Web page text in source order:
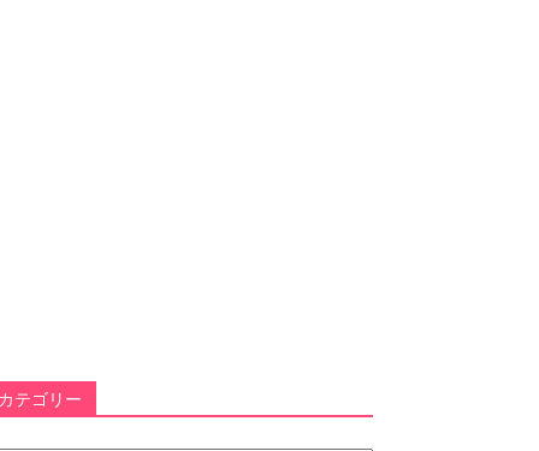
カテゴリー